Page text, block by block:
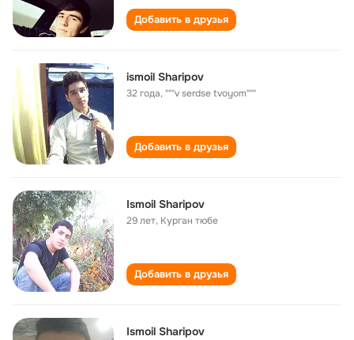
Добавить в друзья
ismoil Sharipov
32 года,"""v serdse tvoyom"""
Добавить в друзья
Ismoil Sharipov
29 лет, Курган тюбе
Добавить в друзья
Ismoil Sharipov